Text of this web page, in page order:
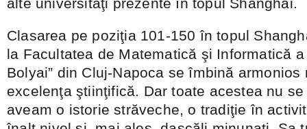
Clasarea pe poziţia 101-150 în topul
la Facultatea de Matematică şi Informatică
Bolyai” din Cluj-Napoca se îmbină
excelenţa ştiinţifică. Dar toate acestea nu
aveam o istorie străveche, o tradiţie în